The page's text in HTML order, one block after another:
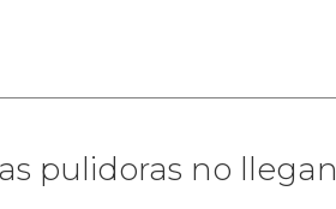
pulidoras no llegan